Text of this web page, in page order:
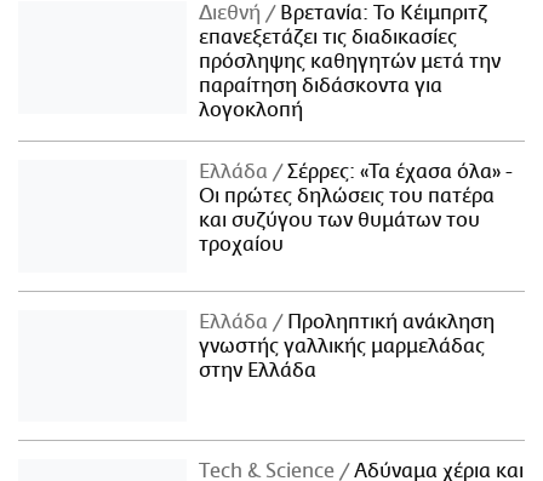
Διεθνή
Βρετανία: Το Κέιμπριτζ
επανεξετάζει τις διαδικασίες
πρόσληψης καθηγητών μετά την
παραίτηση διδάσκοντα για
λογοκλοπή
Ελλάδα
Σέρρες: «Τα έχασα όλα» -
Οι πρώτες δηλώσεις του πατέρα
και συζύγου των θυμάτων του
τροχαίου
Ελλάδα
Προληπτική ανάκληση
γνωστής γαλλικής μαρμελάδας
στην Ελλάδα
Τech & Science
Αδύναμα χέρια και